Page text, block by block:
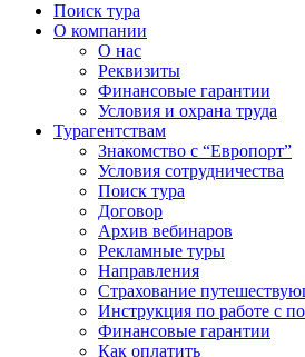
Поиск тура
О компании
О нас
Реквизиты
Финансовые гарантии
Условия и охрана труда
Турагентствам
Знакомство с “Европорт”
Условия сотрудничества
Поиск тура
Договор
Архив вебинаров
Рекламные туры
Направления
Страхование
Инструкция по работе с
Финансовые гарантии
Как оплатить